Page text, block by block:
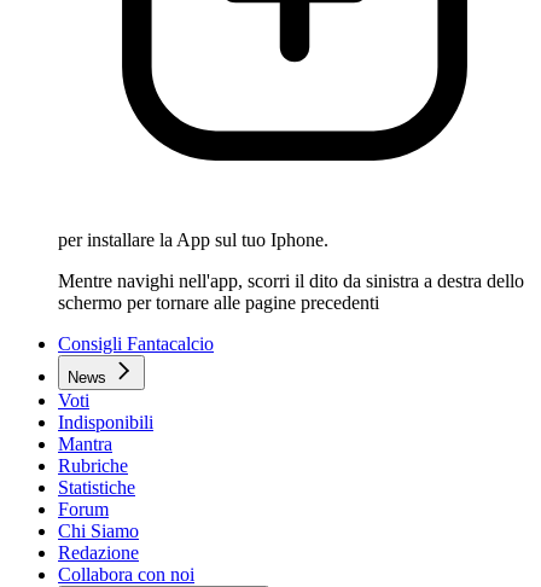
per installare la App sul tuo Iphone.
Mentre navighi nell'app, scorri il dito da sinistra a destra dello
schermo per tornare alle pagine precedenti
Consigli Fantacalcio
News
Voti
Indisponibili
Mantra
Rubriche
Statistiche
Forum
Chi Siamo
Redazione
Collabora con noi